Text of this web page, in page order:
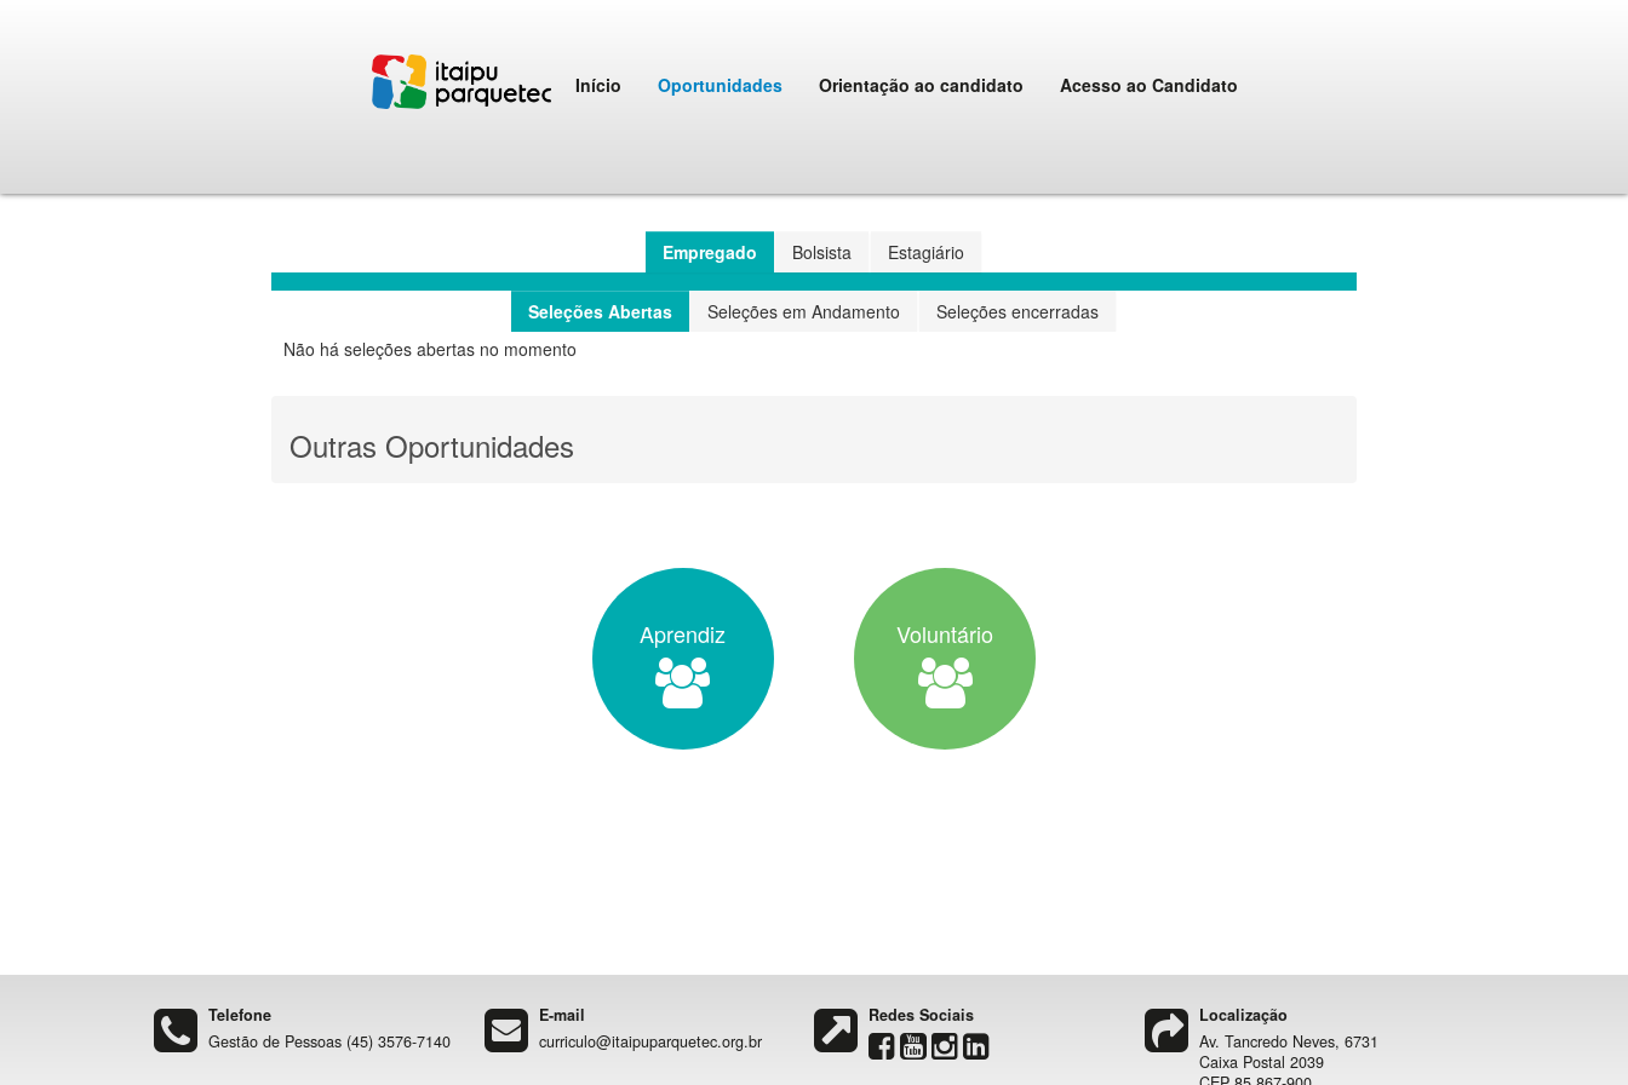
Início Oportunidades Orientação ao candidato Acesso ao Candidato
Empregado Bolsista Estagiário
Seleções Abertas Seleções em Andamento
Seleções encerradas
Não há seleções abertas no momento
Outras Oportunidades
Aprendiz Voluntário
Telefone
Gestão de Pessoas (45) 3576-7140
E-mail
curriculo@itaipuparquetec.org.br
Redes Sociais
Localização
Av. Tancredo Neves, 6731
Caixa Postal 2039